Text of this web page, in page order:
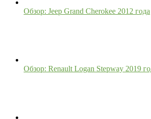
Обзор: Jeep Grand Cherokee 2012 года
Обзор: Renault Logan Stepway 2019